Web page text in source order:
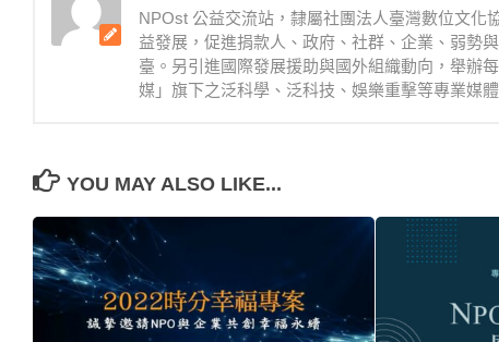
NPOst 公益交流站，隸屬社團法人臺灣數位文化
益發展，促進捐款人、政府、社群、企業、弱勢
臺。另引進國際發展援助與國外組織動向，舉辦
媒」旗下之泛科學、泛科技、娛樂重擊等專業媒
YOU MAY ALSO LIKE...